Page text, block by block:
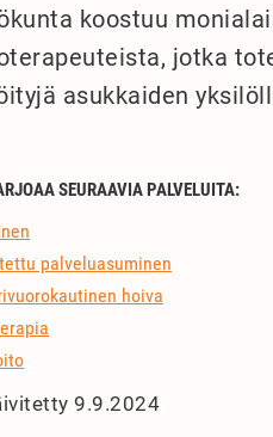
koostuu
jotka
asukkaiden
SEURAAVIA PALVELUITA:
palveluasuminen
hoiva
9.9.2024